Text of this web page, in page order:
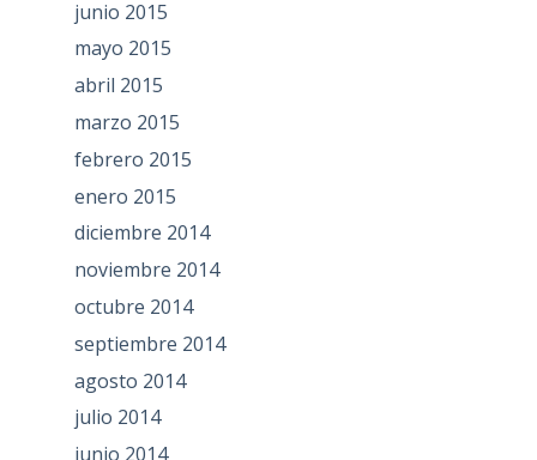
junio 2015
mayo 2015
abril 2015
marzo 2015
febrero 2015
enero 2015
diciembre 2014
noviembre 2014
octubre 2014
septiembre 2014
agosto 2014
julio 2014
junio 2014